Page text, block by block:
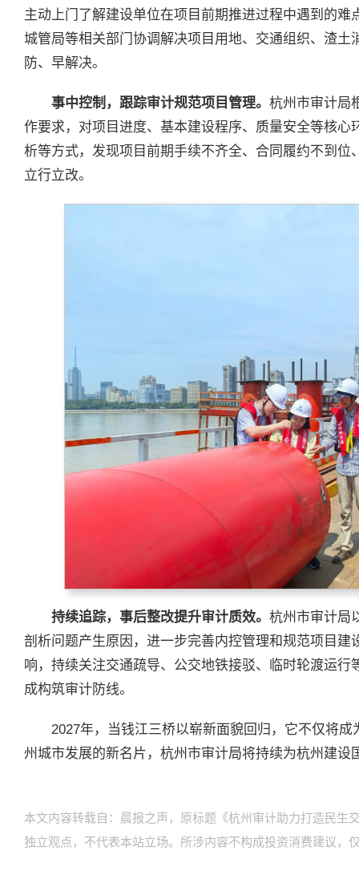
主动上门了解建设单位在项目前期推进过程中遇到的
城管局等相关部门协调解决项目用地、交通组织、渣
防、早解决。
事中控制，跟踪审计规范项目管理。 杭州市审计局
作要求，对项目进度、基本建设程序、质量安全等核
析等方式，发现项目前期手续不齐全、合同履约不到
立行立改。
持续追踪，事后整改提升审计质效。 杭州市审计局
剖析问题产生原因，进一步完善内控管理和规范项目
响，持续关注交通疏导、公交地铁接驳、临时轮渡运
成构筑审计防线。
2027年，当钱江三桥以崭新面貌回归，它不仅将
州城市发展的新名片，杭州市审计局将持续为杭州建
本文内容转载自：晨报之声，原标题《杭州审计助力打造民生
独立观点，不代表本站立场。所涉内容不构成投资消费建议，